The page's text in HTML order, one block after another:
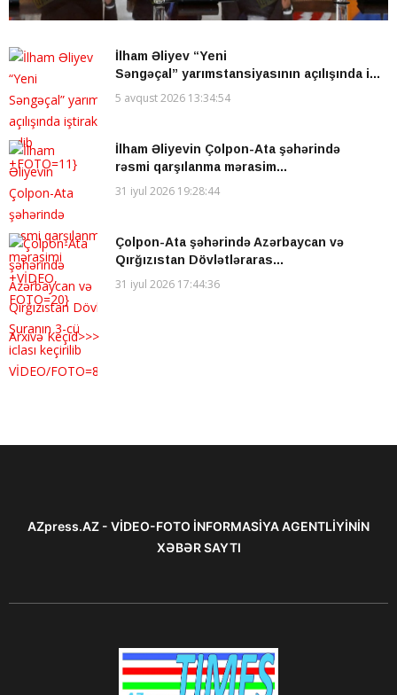
İlham Əliyev “Yeni
Səngəçal” yarımstansiyasının açılışında i...
5 avqust 2026 13:34:54
İlham Əliyevin Çolpon-Ata şəhərində
rəsmi qarşılanma mərasim...
31 iyul 2026 19:28:44
Çolpon-Ata şəhərində Azərbaycan və
Qırğızıstan Dövlətləraras...
31 iyul 2026 17:44:36
Arxivə Keçid>>>
AZpress.AZ - VİDEO-FOTO İNFORMASİYA AGENTLİYİNİN
XƏBƏR SAYTI